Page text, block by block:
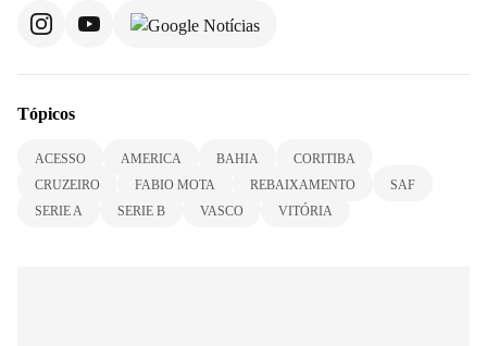
Tópicos
ACESSO AMERICA BAHIA
CORITIBA
CRUZEIRO
FABIO MOTA REBAIXAMENTO
SAF
SERIE A
SERIE B VASCO VITÓRIA